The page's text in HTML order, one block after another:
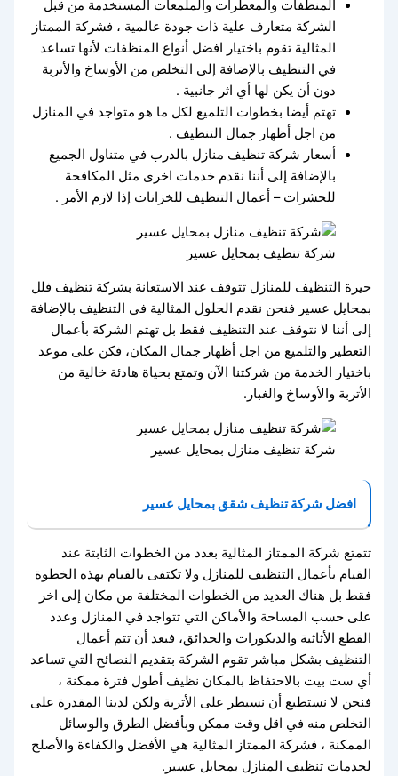
المنظفات والمعطرات والملمعات المستخدمة من قبل
الشركة متعارف علية ذات جودة عالمية ، فشركة الممتاز
المثالية تقوم باختيار افضل أنواع المنظفات لأنها تساعد
في التنظيف بالإضافة إلى التخلص من الأوساخ والأتربة
دون أن يكن لها أي اثر جانبية .
تهتم أيضا بخطوات التلميع لكل ما هو متواجد في المنازل
من اجل أظهار جمال التنظيف .
أسعار شركة تنظيف منازل بالدرب في متناول الجميع
بالإضافة إلى أننا نقدم خدمات اخرى مثل المكافحة
للحشرات – أعمال التنظيف للخزانات إذا لازم الأمر .
شركة تنظيف بمحايل عسير
حيرة التنظيف للمنازل تتوقف عند الاستعانة بشركة تنظيف فلل
بمحايل عسير فنحن نقدم الحلول المثالية في التنظيف بالإضافة
إلى أننا لا نتوقف عند التنظيف فقط بل تهتم الشركة بأعمال
التعطير والتلميع من اجل أظهار جمال المكان، فكن على موعد
باختيار الخدمة من شركتنا الآن وتمتع بحياة هادئة خالية من
الأتربة والأوساخ والغبار.
شركة تنظيف منازل بمحايل عسير
افضل شركة تنظيف شقق بمحايل عسير
تتمتع شركة الممتاز المثالية بعدد من الخطوات الثابتة عند
القيام بأعمال التنظيف للمنازل ولا تكتفى بالقيام بهذه الخطوة
فقط بل هناك العديد من الخطوات المختلفة من مكان إلى اخر
على حسب المساحة والأماكن التي تتواجد في المنازل وعدد
القطع الأثاثية والديكورات والحدائق، فبعد أن تتم أعمال
التنظيف بشكل مباشر تقوم الشركة بتقديم النصائح التي تساعد
أي ست بيت بالاحتفاظ بالمكان نظيف أطول فترة ممكنة ،
فنحن لا نستطيع أن نسيطر على الأتربة ولكن لدينا المقدرة على
التخلص منه في اقل وقت ممكن وبأفضل الطرق والوسائل
الممكنة ، فشركة الممتاز المثالية هي الأفضل والكفاءة والأصلح
لخدمات تنظيف المنازل بمحايل عسير.